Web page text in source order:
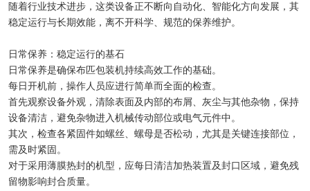
随着行业技术进步，这类设备正不断向自动化、智能化方向发展，其
稳定运行与长期效能，离不开科学、规范的保养维护。
日常保养：稳定运行的基石
日常保养是确保布匹包装机持续高效工作的基础。
每日开机前，操作人员应进行简单而全面的检查。
首先观察设备外观，清除表面及内部的布屑、灰尘与其他杂物，保持
设备清洁，避免杂物进入机械传动部位或电气元件中。
其次，检查各紧固件如螺丝、螺母是否松动，尤其是关键连接部位，
需及时紧固。
对于采用薄膜热封的机型，应每日清洁加热装置及封口区域，避免残
留物影响封合质量。